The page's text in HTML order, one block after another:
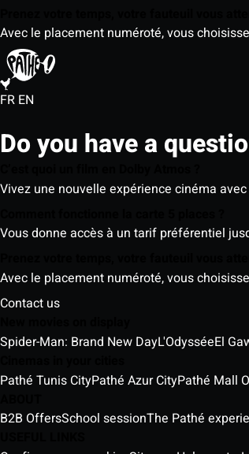
Avec le placement numéroté, vous
FR EN
Do you have a
Vivez une nouvelle expérience cinéma
Vous donne accès à un tarif préférentiel
Avec le placement numéroté, vous
Contact us
Spider-Man: Brand New DayL'Odyssée
Pathé Tunis CityPathé Azur CityPathé Mall
B2B OffersSchool sessionThe Pathé